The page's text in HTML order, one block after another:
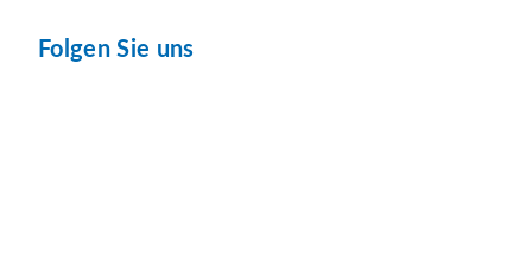
Folgen Sie uns